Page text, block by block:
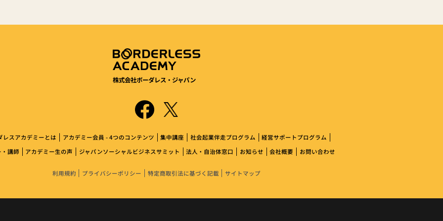
株式会社ボーダレス・ジャパン
レスアカデミーとは アカデミー会員 - 4つのコンテンツ 集中講座 社会起業伴走プログラム
経営サポートプログラム
講師
アカデミー生の声 ジャパンソーシャルビジネスサミット 法人・自治体窓口 お知らせ 会社概要 お問い合わせ
利用規約 プライバシーポリシー 特定商取引法に基づく記載 サイトマップ